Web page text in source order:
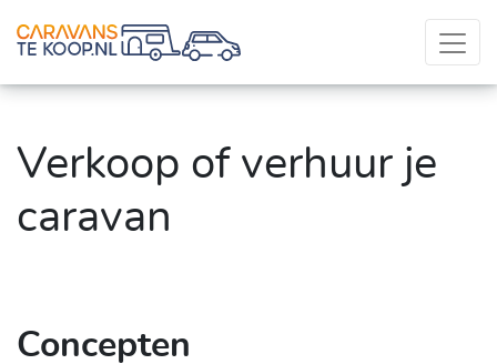
Verkoop of verhuur je
caravan
Concepten